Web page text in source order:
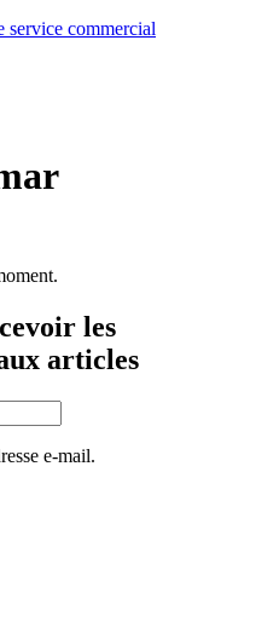
service commercial
les
articles
e-mail.